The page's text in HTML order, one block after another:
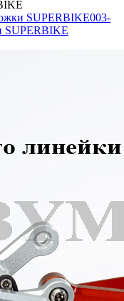
SUPERBIKE003-
SUPERBIKE